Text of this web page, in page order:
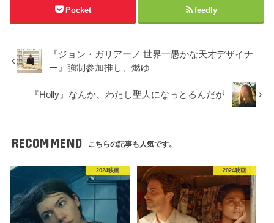
Pocket feedly
『ジョン・ガリアーノ 世界一愚かな天才デザイナ
ー』強制参加推し、燃ゆ
『Holly』なんか、わたし聖人になっとるんだが
RECOMMEND こちらの記事も人気です。
2024映画 2024映画